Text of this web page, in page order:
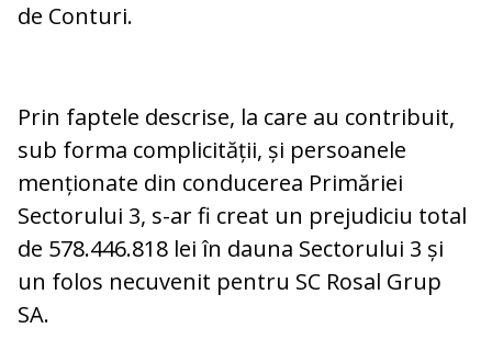
de Conturi.
Prin faptele descrise, la care au contribuit,
sub forma complicității, și persoanele
menționate din conducerea Primăriei
Sectorului 3, s-ar fi creat un prejudiciu total
de 578.446.818 lei în dauna Sectorului 3 și
un folos necuvenit pentru SC Rosal Grup
SA.